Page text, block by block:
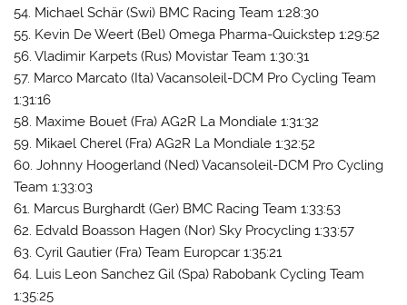
54. Michael Schär (Swi) BMC Racing Team 1:28:30
55. Kevin De Weert (Bel) Omega Pharma-Quickstep 1:29:52
56. Vladimir Karpets (Rus) Movistar Team 1:30:31
57. Marco Marcato (Ita) Vacansoleil-DCM Pro Cycling Team
1:31:16
58. Maxime Bouet (Fra) AG2R La Mondiale 1:31:32
59. Mikael Cherel (Fra) AG2R La Mondiale 1:32:52
60. Johnny Hoogerland (Ned) Vacansoleil-DCM Pro Cycling
Team 1:33:03
61. Marcus Burghardt (Ger) BMC Racing Team 1:33:53
62. Edvald Boasson Hagen (Nor) Sky Procycling 1:33:57
63. Cyril Gautier (Fra) Team Europcar 1:35:21
64. Luis Leon Sanchez Gil (Spa) Rabobank Cycling Team
1:35:25